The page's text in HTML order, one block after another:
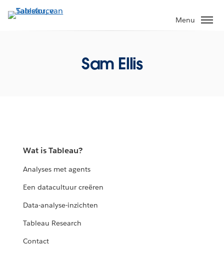
Verder
naar
Menu
Sam Ellis
Wat is Tableau?
Analyses met agents
Een datacultuur creëren
Data-analyse-inzichten
Tableau Research
Contact